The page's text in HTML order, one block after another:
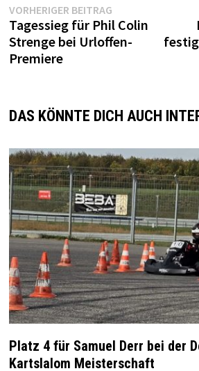
Beitragsnavigation
VORHERIGER BEITRAGVorheriger
Beitrag:
Tagessieg für Phil Colin
Strenge bei Urloffen-
Premiere
DAS KÖNNTE DICH AUCH
Platz 4 für Samuel Derr bei der
Kartslalom Meisterschaft